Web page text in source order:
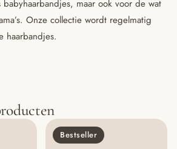
maar ook voor de wat
Onze collectie wordt regelmatig
haarbandjes.
Bestseller